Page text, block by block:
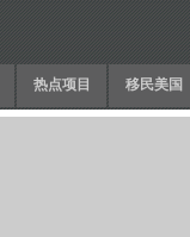
热点项目 移民美国